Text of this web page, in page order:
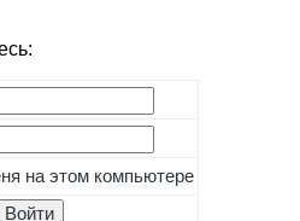
на этом компьютере